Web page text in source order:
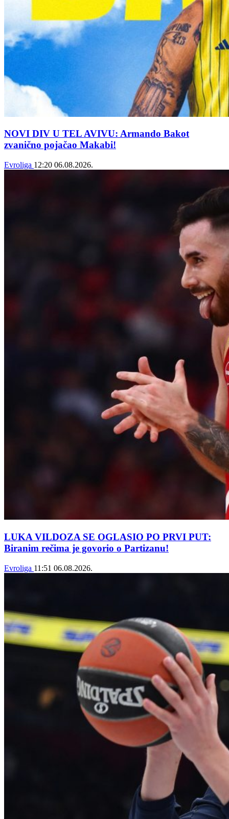
NOVI DIV U TEL AVIVU: Armando Bakot
zvanično pojačao Makabi!
Evroliga 12:20 06.08.2026.
LUKA VILDOZA SE OGLASIO PO PRVI PUT:
Biranim rečima je govorio o Partizanu!
Evroliga 11:51 06.08.2026.